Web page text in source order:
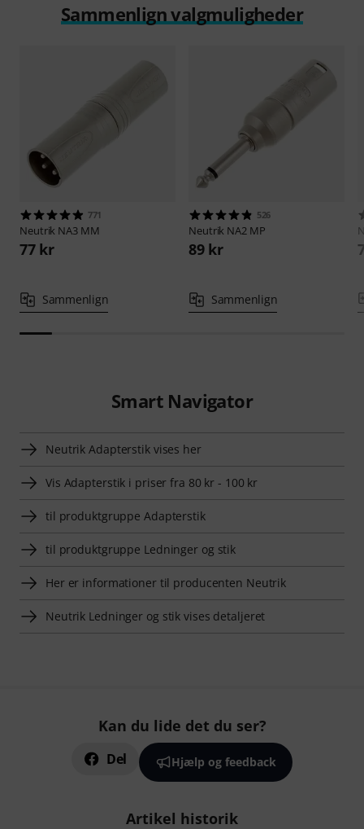
Sammenlign valgmuligheder
771
Neutrik NA3 MM
77 kr
Sammenlign
526
Neutrik NA2 MP
89 kr
Sammenlign
Smart Navigator
Neutrik Adapterstik vises her
Vis Adapterstik i priser fra 80 kr - 100 kr
til produktgruppe Adapterstik
til produktgruppe Ledninger og stik
Her er informationer til producenten Neutrik
Neutrik Ledninger og stik vises detaljeret
Kan du lide det du ser?
Del Hjælp og feedback
Artikel historik